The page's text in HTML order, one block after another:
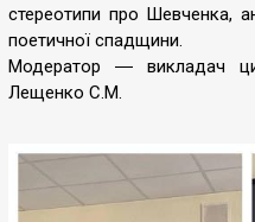
стереотипи про Шевченка,
поетичної спадщини.
Модератор ― викладач
Лещенко С.М.